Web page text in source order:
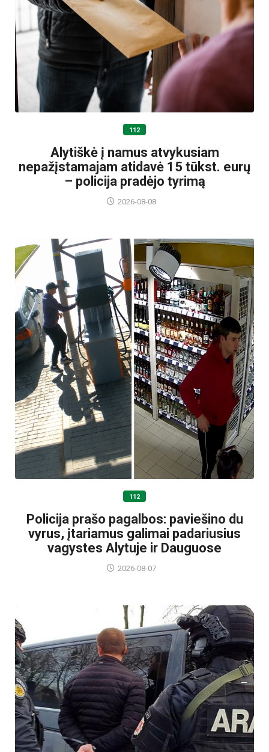
112
Alytiškė į namus atvykusiam
nepažįstamajam atidavė 15 tūkst. eurų
– policija pradėjo tyrimą
2026-08-08
112
Policija prašo pagalbos: paviešino du
vyrus, įtariamus galimai padariusius
vagystes Alytuje ir Dauguose
2026-08-07